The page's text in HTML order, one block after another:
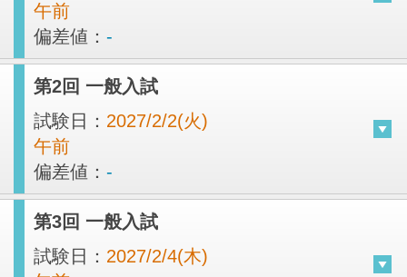
午前
偏差値： -
第2回 一般入試
試験日： 2027/2/2(火)
午前
偏差値： -
第3回 一般入試
試験日： 2027/2/4(木)